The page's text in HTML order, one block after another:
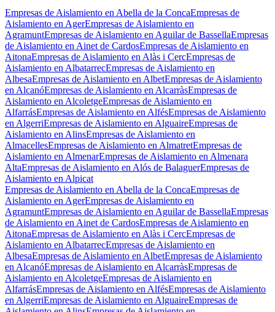
Empresas de Aislamiento en Abella de la ConcaEmpresas de
Aislamiento en AgerEmpresas de Aislamiento en
AgramuntEmpresas de Aislamiento en Aguilar de BassellaEmpresas
de Aislamiento en Ainet de CardosEmpresas de Aislamiento en
AitonaEmpresas de Aislamiento en Alàs i CercEmpresas de
Aislamiento en AlbatarrecEmpresas de Aislamiento en
AlbesaEmpresas de Aislamiento en AlbetEmpresas de Aislamiento
en AlcanóEmpresas de Aislamiento en AlcarràsEmpresas de
Aislamiento en AlcoletgeEmpresas de Aislamiento en
AlfarrásEmpresas de Aislamiento en AlfésEmpresas de Aislamiento
en AlgerriEmpresas de Aislamiento en AlguaireEmpresas de
Aislamiento en AlinsEmpresas de Aislamiento en
AlmacellesEmpresas de Aislamiento en AlmatretEmpresas de
Aislamiento en AlmenarEmpresas de Aislamiento en Almenara
AltaEmpresas de Aislamiento en Alós de BalaguerEmpresas de
Aislamiento en Alpicat
Empresas de Aislamiento en Abella de la ConcaEmpresas de
Aislamiento en AgerEmpresas de Aislamiento en
AgramuntEmpresas de Aislamiento en Aguilar de BassellaEmpresas
de Aislamiento en Ainet de CardosEmpresas de Aislamiento en
AitonaEmpresas de Aislamiento en Alàs i CercEmpresas de
Aislamiento en AlbatarrecEmpresas de Aislamiento en
AlbesaEmpresas de Aislamiento en AlbetEmpresas de Aislamiento
en AlcanóEmpresas de Aislamiento en AlcarràsEmpresas de
Aislamiento en AlcoletgeEmpresas de Aislamiento en
AlfarrásEmpresas de Aislamiento en AlfésEmpresas de Aislamiento
en AlgerriEmpresas de Aislamiento en AlguaireEmpresas de